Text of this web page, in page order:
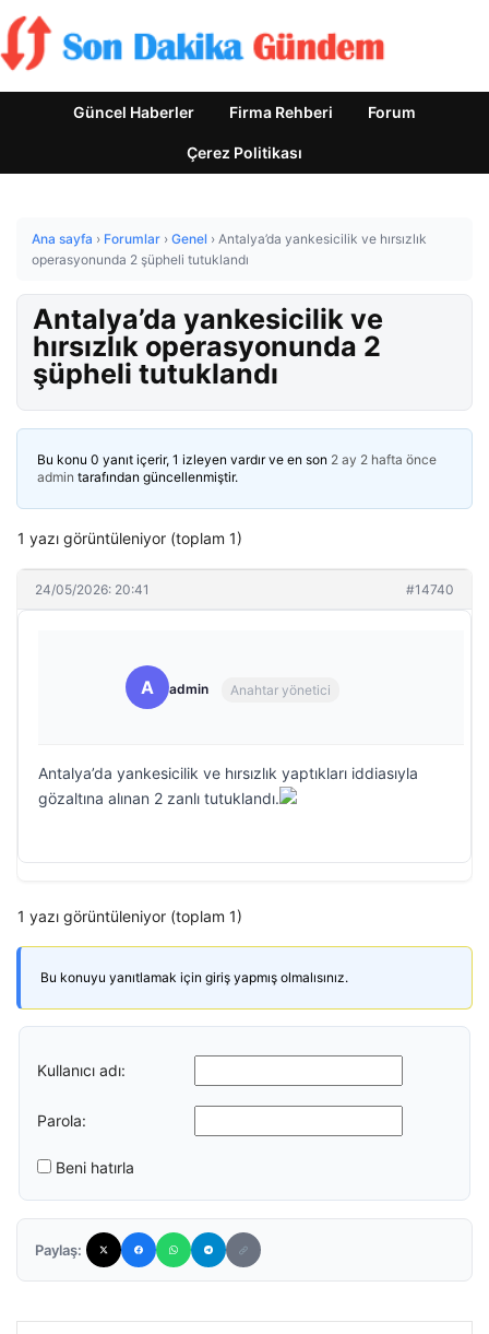
Güncel Haberler Firma Rehberi Forum
Çerez Politikası
Ana sayfa › Forumlar › Genel › Antalya’da yankesicilik ve hırsızlık
operasyonunda 2 şüpheli tutuklandı
Antalya’da yankesicilik ve
hırsızlık operasyonunda 2
şüpheli tutuklandı
Bu konu 0 yanıt içerir, 1 izleyen vardır ve en son 2 ay 2 hafta önce
admin tarafından güncellenmiştir.
1 yazı görüntüleniyor (toplam 1)
24/05/2026: 20:41 #14740
A admin Anahtar yönetici
Antalya’da yankesicilik ve hırsızlık yaptıkları iddiasıyla
gözaltına alınan 2 zanlı tutuklandı.
1 yazı görüntüleniyor (toplam 1)
Bu konuyu yanıtlamak için giriş yapmış olmalısınız.
Kullanıcı adı:
Parola:
Beni hatırla
Paylaş: